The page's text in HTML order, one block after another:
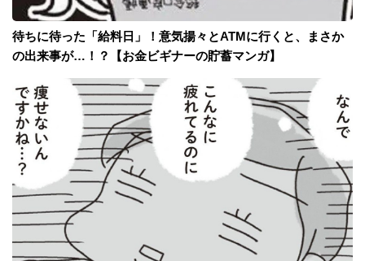
待ちに待った「給料日」！意気揚々とATMに行くと、まさか
の出来事が…！？【お金ビギナーの貯蓄マンガ】